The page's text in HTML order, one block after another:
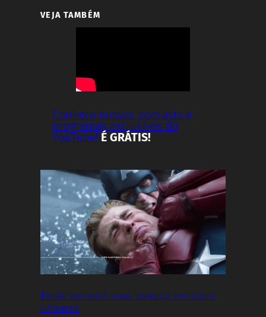
VEJA TAMBÉM
Conheça nossos podcasts e
programas exclusivos do
YouTube! É GRÁTIS!
Existe um você mais sortudo em outro
universo